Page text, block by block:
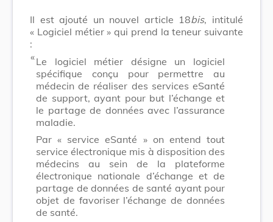
Il est ajouté un nouvel article 18bis, intitulé
« Logiciel métier » qui prend la teneur suivante
:
​ «Le logiciel métier désigne un logiciel
spécifique conçu pour permettre au
médecin de réaliser des services eSanté
de support, ayant pour but l’échange et
le partage de données avec l’assurance
maladie.
Par « service eSanté » on entend tout
service électronique mis à disposition des
médecins au sein de la plateforme
électronique nationale d’échange et de
partage de données de santé ayant pour
objet de favoriser l’échange de données
de santé.